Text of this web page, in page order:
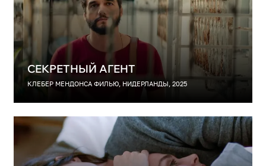
СЕКРЕТНЫЙ АГЕНТ
КЛЕБЕР МЕНДОНСА ФИЛЬЮ, НИДЕРЛАНДЫ, 2025